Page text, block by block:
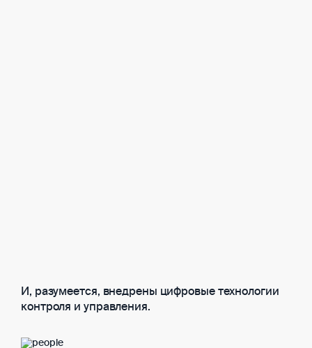
И, разумеется, внедрены цифровые технологии
контроля и управления.